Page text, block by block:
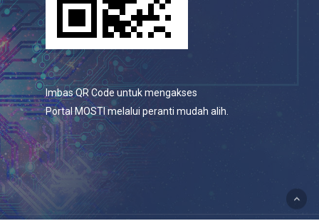
Imbas QR Code untuk mengakses
Portal MOSTI melalui peranti mudah alih.